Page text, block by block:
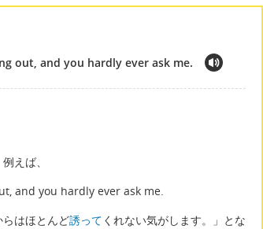
out, and you hardly ever ask me.
えば、
and you hardly ever ask me.
はほとんど誘って くれない気がします。」とな